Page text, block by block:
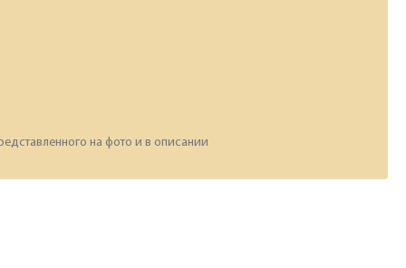
на фото и в описании